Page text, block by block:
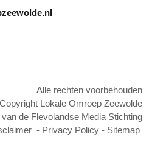
Alle rechten voorbehouden
Lokale Omroep Zeewolde
de Flevolandse Media Stichting
- Privacy Policy - Sitemap